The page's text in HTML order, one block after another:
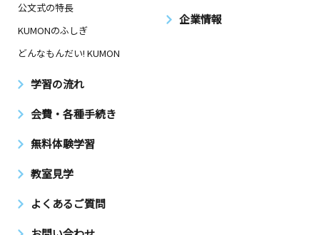
公文式の特長
KUMONのふしぎ
どんなもんだい! KUMON
学習の流れ
会費・各種手続き
無料体験学習
教室見学
よくあるご質問
企業情報